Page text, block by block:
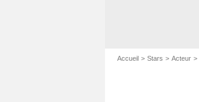
Accueil Stars Acteur